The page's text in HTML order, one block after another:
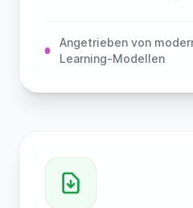
Angetrieben von
Learning-Modellen